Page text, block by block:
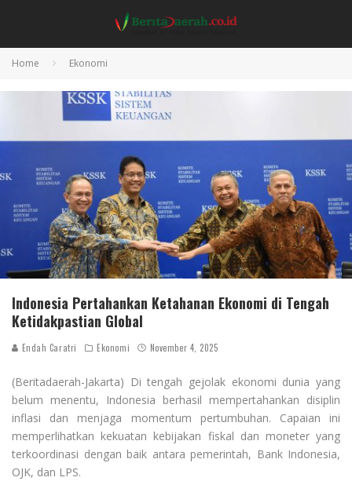
Home Ekonomi
Indonesia Pertahankan Ketahanan Ekonomi di Tengah
Ketidakpastian Global
Endah Caratri Ekonomi November 4, 2025
(Beritadaerah-Jakarta) Di tengah gejolak ekonomi dunia yang
belum menentu, Indonesia berhasil mempertahankan disiplin
inflasi dan menjaga momentum pertumbuhan. Capaian ini
memperlihatkan kekuatan kebijakan fiskal dan moneter yang
terkoordinasi dengan baik antara pemerintah, Bank Indonesia,
OJK, dan LPS.